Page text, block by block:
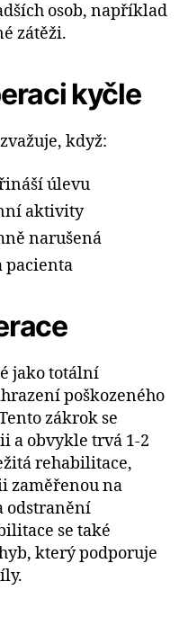
osob, například
zátěži.
kyčle
když:
úlevu
aktivity
narušená
pacienta
jako totální
poškozeného
zákrok se
a obvykle trvá 1-2
rehabilitace,
zaměřenou na
odstranění
se také
který podporuje